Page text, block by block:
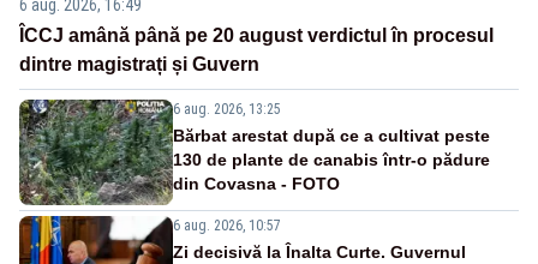
6 aug. 2026, 16:49
ÎCCJ amână până pe 20 august verdictul în procesul
dintre magistrați și Guvern
6 aug. 2026, 13:25
Bărbat arestat după ce a cultivat peste
130 de plante de canabis într-o pădure
din Covasna - FOTO
6 aug. 2026, 10:57
Zi decisivă la Înalta Curte. Guvernul